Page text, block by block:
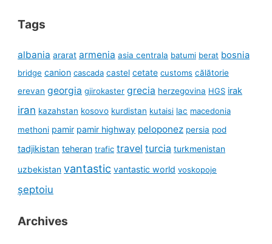
Tags
albania ararat armenia asia centrala batumi berat bosnia
bridge canion cascada castel cetate customs călătorie
erevan georgia gjirokaster grecia herzegovina HGS irak
iran kazahstan kosovo kurdistan kutaisi lac macedonia
methoni pamir pamir highway peloponez persia pod
tadjikistan teheran trafic travel turcia turkmenistan
uzbekistan vantastic vantastic world voskopoje
șeptoiu
Archives